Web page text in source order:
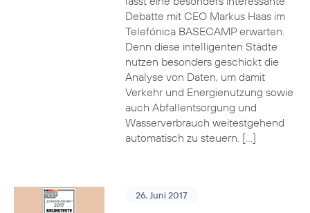
Debatte mit CEO Markus Haas im
Telefónica BASECAMP erwarten.
Denn diese intelligenten Städte
nutzen besonders geschickt die
Analyse von Daten, um damit
Verkehr und Energienutzung sowie
auch Abfallentsorgung und
Wasserverbrauch weitestgehend
automatisch zu steuern. […]
26. Juni 2017